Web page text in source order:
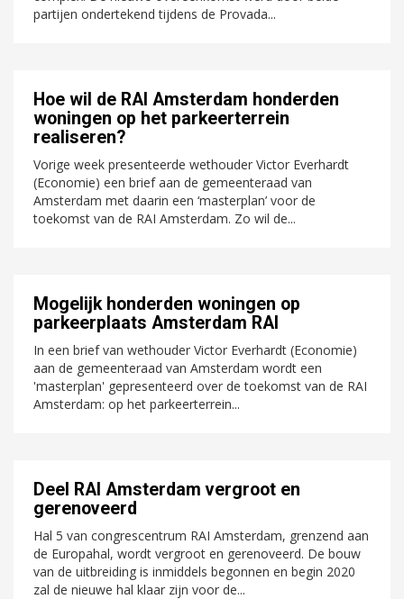
partijen ondertekend tijdens de Provada...
Hoe wil de RAI Amsterdam honderden
woningen op het parkeerterrein
realiseren?
Vorige week presenteerde wethouder Victor Everhardt
(Economie) een brief aan de gemeenteraad van
Amsterdam met daarin een ‘masterplan’ voor de
toekomst van de RAI Amsterdam. Zo wil de...
Mogelijk honderden woningen op
parkeerplaats Amsterdam RAI
In een brief van wethouder Victor Everhardt (Economie)
aan de gemeenteraad van Amsterdam wordt een
'masterplan' gepresenteerd over de toekomst van de RAI
Amsterdam: op het parkeerterrein...
Deel RAI Amsterdam vergroot en
gerenoveerd
Hal 5 van congrescentrum RAI Amsterdam, grenzend aan
de Europahal, wordt vergroot en gerenoveerd. De bouw
van de uitbreiding is inmiddels begonnen en begin 2020
zal de nieuwe hal klaar zijn voor de...